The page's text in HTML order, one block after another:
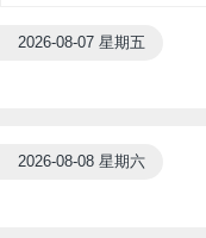
2026-08-07 星期五
2026-08-08 星期六